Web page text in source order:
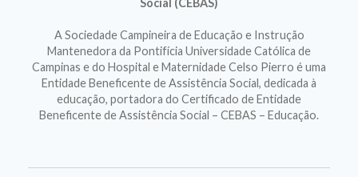
Social (CEBAS)
A Sociedade Campineira de Educação e Instrução
Mantenedora da Pontifícia Universidade Católica de
Campinas e do Hospital e Maternidade Celso Pierro é uma
Entidade Beneficente de Assistência Social, dedicada à
educação, portadora do Certificado de Entidade
Beneficente de Assistência Social – CEBAS – Educação.